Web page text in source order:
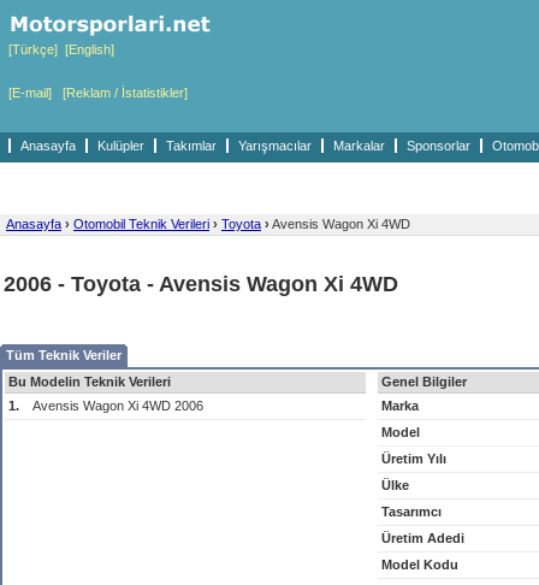
[Türkçe] [English]
[E-mail] [Reklam / İstatistikler]
Anasayfa Kulüpler Takımlar Yarışmacılar Markalar Sponsorlar
Anasayfa › Otomobil Teknik Verileri › Toyota › Avensis Wagon Xi 4WD
2006 - Toyota - Avensis Wagon Xi 4WD
Tüm Teknik Veriler
Bu Modelin Teknik Verileri
1.
Avensis Wagon Xi 4WD 2006
Genel Bilgiler
Marka
Model
Üretim Yılı
Ülke
Tasarımcı
Üretim Adedi
Model Kodu